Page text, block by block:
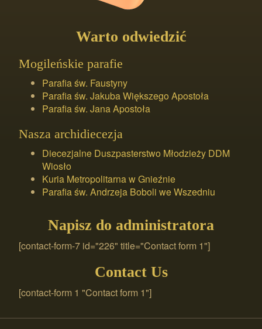
Warto odwiedzić
Mogileńskie parafie
Parafia św. Faustyny
Parafia św. Jakuba Większego Apostoła
Parafia św. Jana Apostoła
Nasza archidiecezja
Diecezjalne Duszpasterstwo Młodzieży DDM
Wiosło
Kuria Metropolitarna w Gnieźnie
Parafia św. Andrzeja Boboli we Wszedniu
Napisz do administratora
[contact-form-7 id="226" title="Contact form 1"]
Contact Us
[contact-form 1 "Contact form 1"]